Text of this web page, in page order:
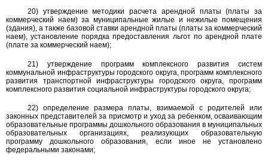
20) утверждение методики расчета арендной платы (платы за
коммерческий наем) за муниципальные жилые и нежилые помещения
(здания), а также базовой ставки арендной платы (платы за коммерческий
наем), установление порядка предоставления льгот по арендной плате
(плате за коммерческий наем);
21) утверждение программ комплексного развития систем
коммунальной инфраструктуры городского округа, программ комплексного
развития транспортной инфраструктуры городского округа, программ
комплексного развития социальной инфраструктуры городского округа;
22) определение размера платы, взимаемой с родителей или
законных представителей за присмотр и уход за ребенком, осваивающим
образовательные программы дошкольного образования в муниципальных
образовательных организациях, реализующих образовательную
программу дошкольного образования, если иное не установлено
федеральными законами;